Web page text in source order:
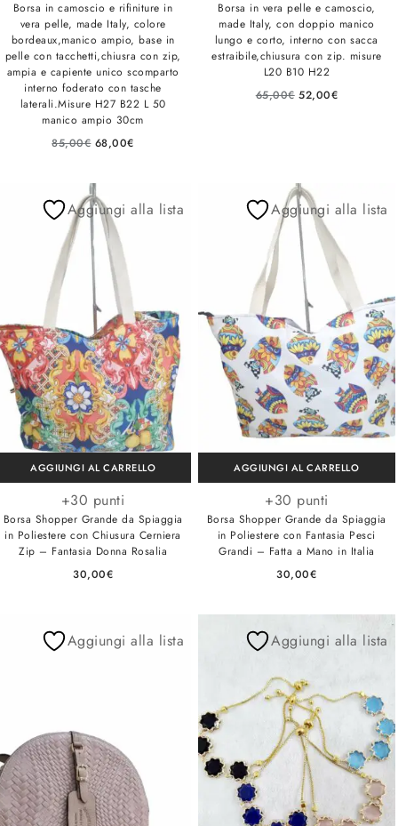
Borsa in camoscio e rifiniture in
vera pelle, made Italy, colore
bordeaux,manico ampio, base in
pelle con tacchetti,chiusra con zip,
ampia e capiente unico scomparto
interno foderato con tasche
laterali.Misure H27 B22 L 50
manico ampio 30cm
85,00€ 68,00€
Borsa in vera pelle e camoscio,
made Italy, con doppio manico
lungo e corto, interno con sacca
estraibile,chiusura con zip. misure
L20 B10 H22
65,00€ 52,00€
AGGIUNGI AL CARRELLO
Aggiungi alla lista
+30 punti
Borsa Shopper Grande da Spiaggia
in Poliestere con Chiusura Cerniera
Zip – Fantasia Donna Rosalia
30,00€
AGGIUNGI AL CARRELLO
Aggiungi alla lista
+30 punti
Borsa Shopper Grande da Spiaggia
in Poliestere con Fantasia Pesci
Grandi – Fatta a Mano in Italia
30,00€
Aggiungi alla lista Aggiungi alla lista